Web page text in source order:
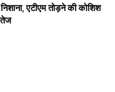
एटीएम तोड़ने की कोशिश